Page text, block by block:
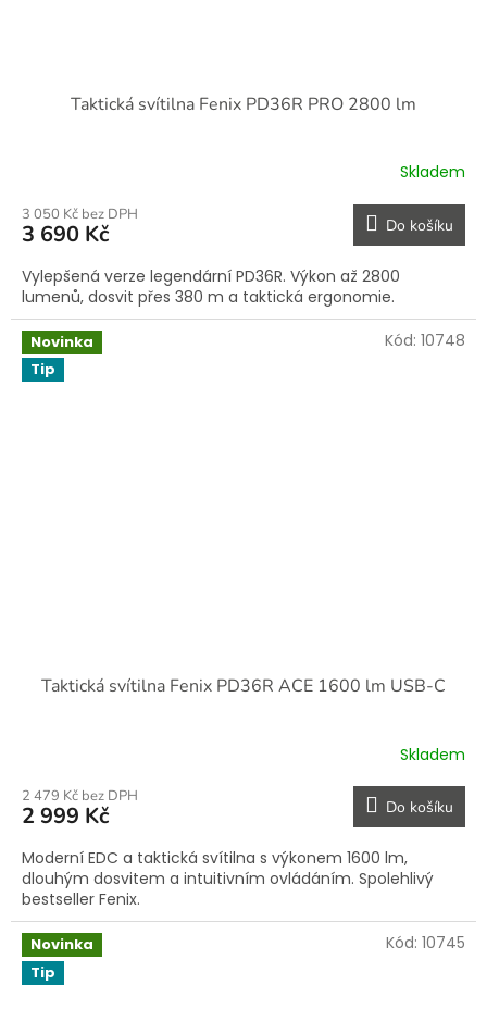
Taktická svítilna Fenix PD36R PRO 2800 lm
Skladem
3 050 Kč bez DPH
3 690 Kč Do košíku
Vylepšená verze legendární PD36R. Výkon až 2800
lumenů, dosvit přes 380 m a taktická ergonomie.
Novinka
Tip
Taktická svítilna Fenix PD36R ACE 1600 lm USB-C
Skladem
2 479 Kč bez DPH
2 999 Kč Do košíku
Moderní EDC a taktická svítilna s výkonem 1600 lm,
dlouhým dosvitem a intuitivním ovládáním. Spolehlivý
bestseller Fenix.
Kód: 10748
Novinka
Tip
Kód: 10745